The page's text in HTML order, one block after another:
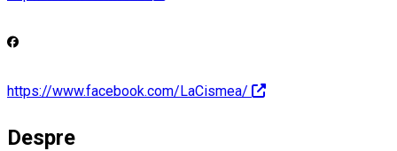
https://www.facebook.com/LaCismea/
Despre